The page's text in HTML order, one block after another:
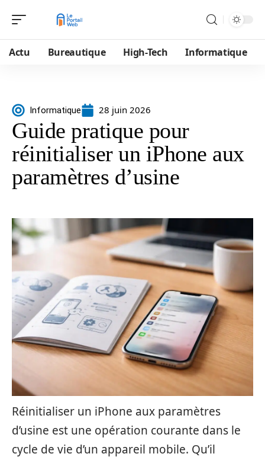
Actu Bureautique High-Tech Informatique
Informatique 28 juin 2026
Guide pratique pour
réinitialiser un iPhone aux
paramètres d’usine
Réinitialiser un iPhone aux paramètres
d’usine est une opération courante dans le
cycle de vie d’un appareil mobile. Qu’il